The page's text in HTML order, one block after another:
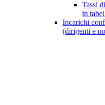
Tassi
in
Incarichi
(dirigenti e